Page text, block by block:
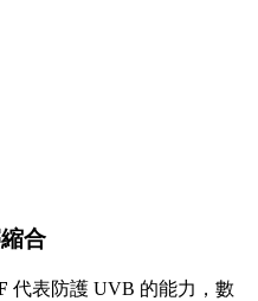
代表防護 UVB 的能力，數